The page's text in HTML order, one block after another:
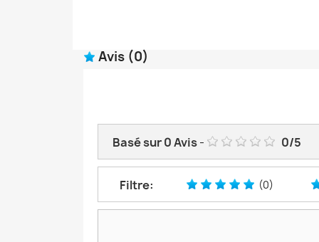
Avis (0)
Basé sur0Avis- 0/5
Filtre: (0)